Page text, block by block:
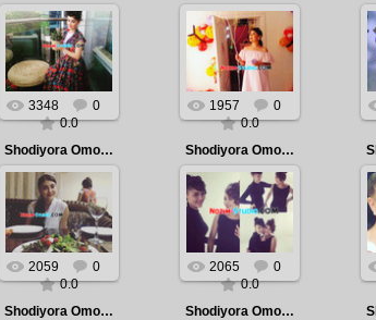
2016.08.14
Shodiyora
Omonova - Foto
2016
Admin
3348
0
0.0
2016.08.14
Shodiyora
Omonova - Foto
2016
Admin
1957
0
0.0
Shodiyora Omonova - Foto 2016
2016.08.14
Shodiyora
Omonova - Foto
2016
Admin
2059
0
0.0
Shodiyora Omonova - Foto 2016
2016.08.14
Shodiyora
Omonova - Foto
2016
Admin
2065
0
0.0
Shodiyora Omonova - Foto 2016
Shodiyora Omonova - Foto 2016